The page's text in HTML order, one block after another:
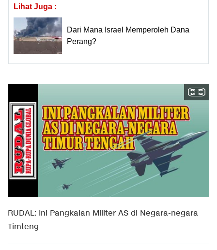
Lihat Juga :
Dari Mana Israel Memperoleh Dana
Perang?
RUDAL: Ini Pangkalan Militer AS di Negara-negara
Timteng